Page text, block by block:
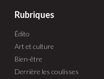
Rubriques
Édito
Art et culture
Bien-être
Derrière les coulisses